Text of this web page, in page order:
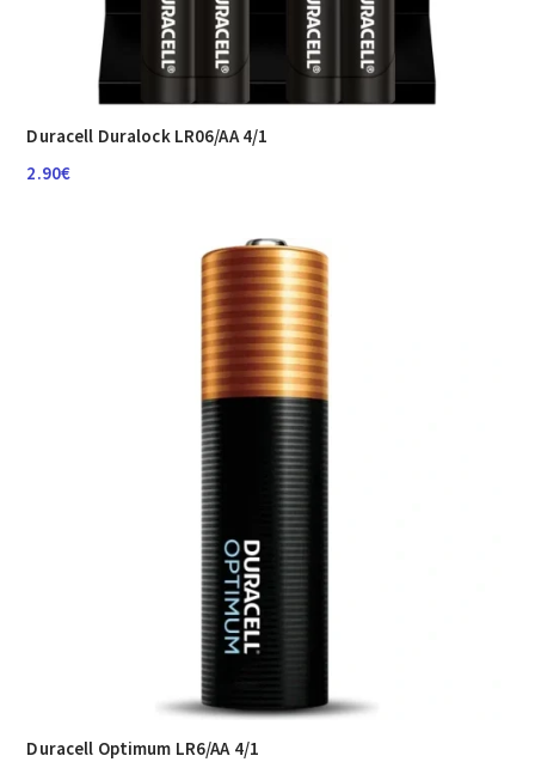
Duracell Duralock LR06/AA 4/1
2.90€
Duracell Optimum LR6/AA 4/1